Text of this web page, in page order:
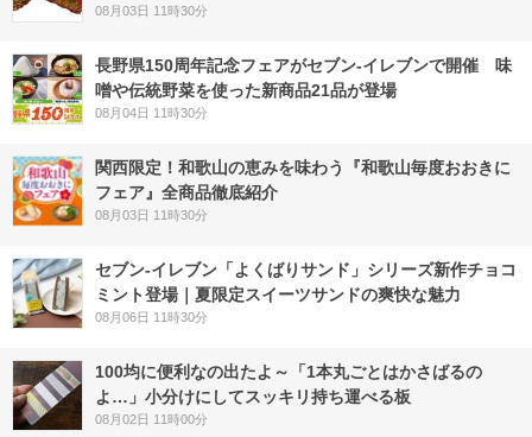
08月03日 11時30分
長野県150周年記念フェアがセブン-イレブンで開催 味
噌や伝統野菜を使った新商品21品が登場
08月04日 11時30分
関西限定！和歌山の恵みを味わう『和歌山毎度おおきに
フェア』全商品徹底紹介
08月03日 11時30分
セブン‐イレブン「よくばりサンド」シリーズ新作チョコ
ミント登場｜夏限定スイーツサンドの爽快な魅力
08月06日 11時30分
100均に便利なの出たよ～「1本丸ごとはかさばるの
よ…」小分けにしてスッキリ持ち運べる板
08月02日 11時00分